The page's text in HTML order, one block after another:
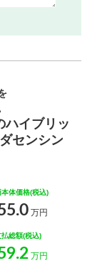
ハイブリッ
センシン
本体価格(税込)
万円
払総額(税込)
万円